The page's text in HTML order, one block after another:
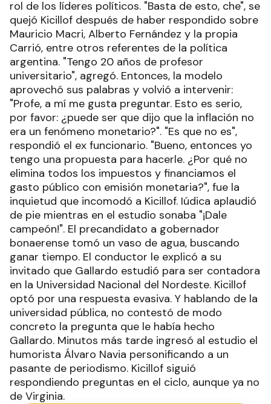
rol de los líderes políticos. "Basta de esto, che", se
quejó Kicillof después de haber respondido sobre
Mauricio Macri, Alberto Fernández y la propia
Carrió, entre otros referentes de la política
argentina. "Tengo 20 años de profesor
universitario", agregó. Entonces, la modelo
aprovechó sus palabras y volvió a intervenir:
"Profe, a mí me gusta preguntar. Esto es serio,
por favor: ¿puede ser que dijo que la inflación no
era un fenómeno monetario?". "Es que no es",
respondió el ex funcionario. "Bueno, entonces yo
tengo una propuesta para hacerle. ¿Por qué no
elimina todos los impuestos y financiamos el
gasto público con emisión monetaria?", fue la
inquietud que incomodó a Kicillof. Iúdica aplaudió
de pie mientras en el estudio sonaba "¡Dale
campeón!". El precandidato a gobernador
bonaerense tomó un vaso de agua, buscando
ganar tiempo. El conductor le explicó a su
invitado que Gallardo estudió para ser contadora
en la Universidad Nacional del Nordeste. Kicillof
optó por una respuesta evasiva. Y hablando de la
universidad pública, no contestó de modo
concreto la pregunta que le había hecho
Gallardo. Minutos más tarde ingresó al estudio el
humorista Álvaro Navia personificando a un
pasante de periodismo. Kicillof siguió
respondiendo preguntas en el ciclo, aunque ya no
de Virginia.